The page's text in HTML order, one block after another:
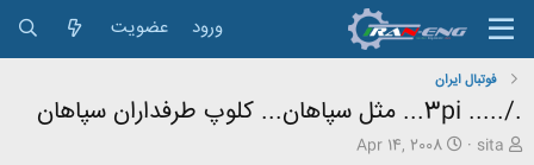
ورود عضویت
فوتبال ایران
./..... 3pi... مثل سپاهان... کلوپ طرفداران سپاهان
ش
sita
تApr 14, 2008